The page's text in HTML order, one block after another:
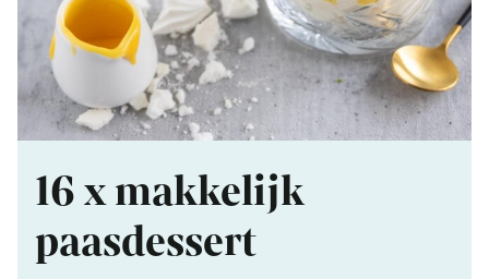
16 x makkelijk
paasdessert